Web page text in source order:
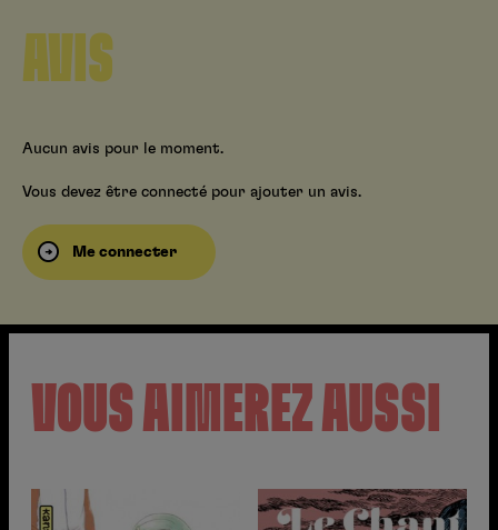
AVIS
Aucun avis pour le moment.
Vous devez être connecté pour ajouter un avis.
Me connecter
VOUS AIMEREZ AUSSI